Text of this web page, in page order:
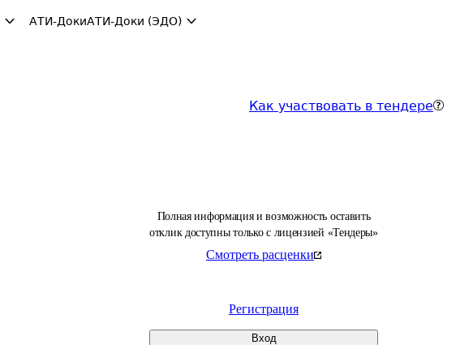
АТИ-ДокиАТИ-Доки (ЭДО)
Как участвовать в тендере
Полная информация и возможность оставить
отклик доступны только с лицензией «Тендеры»
Смотреть расценки
Регистрация
Вход